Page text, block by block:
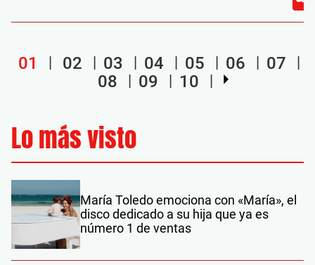
01 02 03 04 05 06
07
08
09 10
Lo más visto
María Toledo emociona con «María», el
disco dedicado a su hija que ya es
número 1 de ventas